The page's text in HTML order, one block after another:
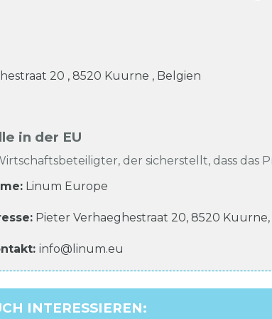
20 , 8520 Kuurne , Belgien
in der EU
der sicherstellt, dass
: Linum Europe
Pieter Verhaeghestraat 20, 8520 Kuurne,
info@linum.eu
INTERESSIEREN: